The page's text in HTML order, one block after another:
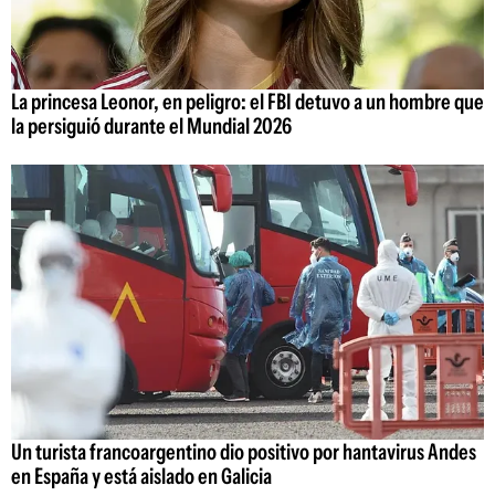
La princesa Leonor, en peligro: el FBI detuvo a un hombre que
la persiguió durante el Mundial 2026
Un turista francoargentino dio positivo por hantavirus Andes
en España y está aislado en Galicia